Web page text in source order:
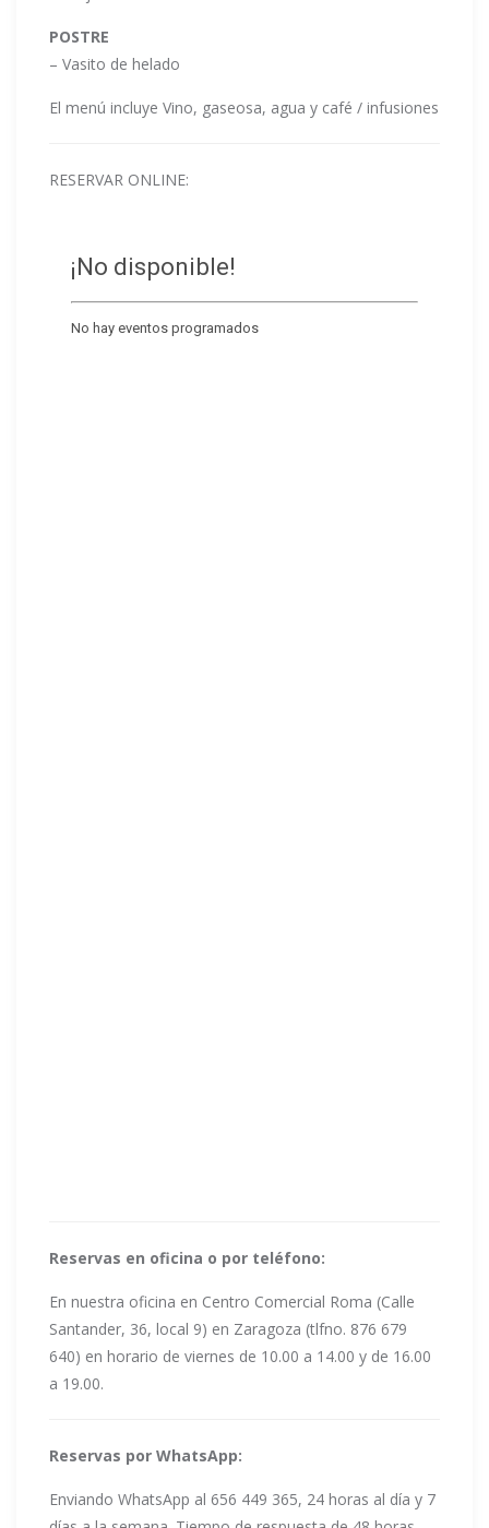
POSTRE
– Vasito de helado
El menú incluye Vino, gaseosa, agua y café / infusiones
RESERVAR ONLINE:
Reservas en oficina o por teléfono:
En nuestra oficina en Centro Comercial Roma (Calle
Santander, 36, local 9) en Zaragoza (tlfno. 876 679
640) en horario de viernes de 10.00 a 14.00 y de 16.00
a 19.00.
Reservas por WhatsApp:
Enviando WhatsApp al 656 449 365, 24 horas al día y 7